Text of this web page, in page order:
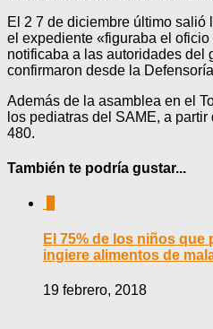
El 2 7 de diciembre último salió
el expediente «figuraba el
notificaba a las autoridades del
confirmaron desde la
Además de la asamblea en el
los pediatras del SAME, a
480.
También te podría gustar...
El 75% de los niños
ingiere alimentos de
19 febrero, 2018